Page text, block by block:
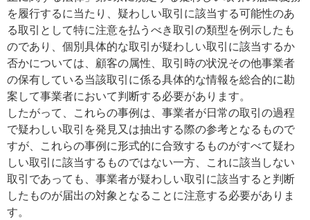
を履行するに当たり、疑わしい取引に該当する可能性のあ
る取引として特に注意を払うべき取引の類型を例示したも
のであり、個別具体的な取引が疑わしい取引に該当するか
否かについては、顧客の属性、取引時の状況その他事業者
の保有している当該取引に係る具体的な情報を総合的に勘
案して事業者において判断する必要があります。
したがって、これらの事例は、事業者が日常の取引の過程
で疑わしい取引を発見又は抽出する際の参考となるもので
すが、これらの事例に形式的に合致するものがすべて疑わ
しい取引に該当するものではない一方、これに該当しない
取引であっても、事業者が疑わしい取引に該当すると判断
したものが届出の対象となることに注意する必要がありま
す。